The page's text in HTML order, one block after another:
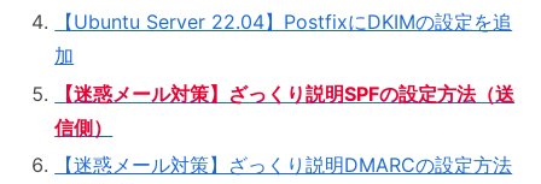
【Ubuntu Server 22.04】PostfixにDKIMの設定を追
加
【迷惑メール対策】ざっくり説明SPFの設定方法（送
信側）
【迷惑メール対策】ざっくり説明DMARCの設定方法